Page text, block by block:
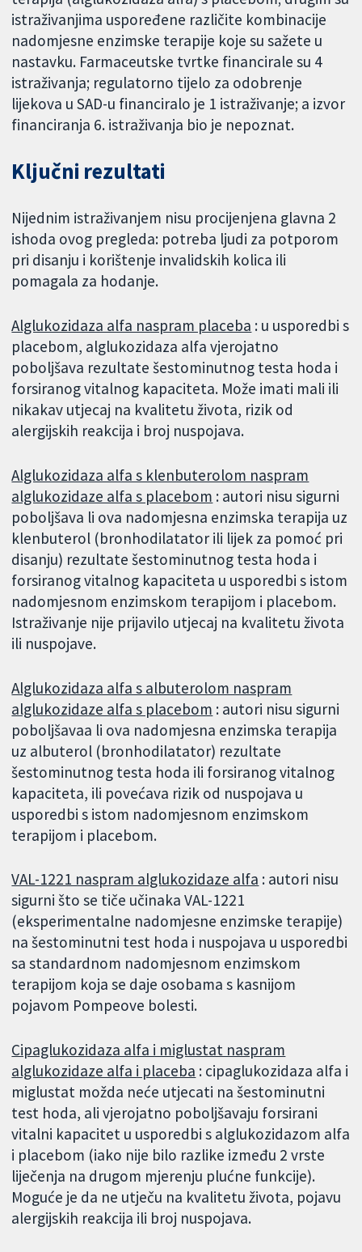
istraživanjima uspoređene različite kombinacije
nadomjesne enzimske terapije koje su sažete u
nastavku. Farmaceutske tvrtke financirale su 4
istraživanja; regulatorno tijelo za odobrenje
lijekova u SAD-u financiralo je 1 istraživanje; a izvor
financiranja 6. istraživanja bio je nepoznat.
Ključni rezultati
Nijednim istraživanjem nisu procijenjena glavna 2
ishoda ovog pregleda: potreba ljudi za potporom
pri disanju i korištenje invalidskih kolica ili
pomagala za hodanje.
Alglukozidaza alfa naspram placeba : u usporedbi s
placebom, alglukozidaza alfa vjerojatno
poboljšava rezultate šestominutnog testa hoda i
forsiranog vitalnog kapaciteta. Može imati mali ili
nikakav utjecaj na kvalitetu života, rizik od
alergijskih reakcija i broj nuspojava.
Alglukozidaza alfa s klenbuterolom naspram
alglukozidaze alfa s placebom : autori nisu sigurni
poboljšava li ova nadomjesna enzimska terapija uz
klenbuterol (bronhodilatator ili lijek za pomoć pri
disanju) rezultate šestominutnog testa hoda i
forsiranog vitalnog kapaciteta u usporedbi s istom
nadomjesnom enzimskom terapijom i placebom.
Istraživanje nije prijavilo utjecaj na kvalitetu života
ili nuspojave.
Alglukozidaza alfa s albuterolom naspram
alglukozidaze alfa s placebom : autori nisu sigurni
poboljšavaa li ova nadomjesna enzimska terapija
uz albuterol (bronhodilatator) rezultate
šestominutnog testa hoda ili forsiranog vitalnog
kapaciteta, ili povećava rizik od nuspojava u
usporedbi s istom nadomjesnom enzimskom
terapijom i placebom.
VAL-1221 naspram alglukozidaze alfa : autori nisu
sigurni što se tiče učinaka VAL-1221
(eksperimentalne nadomjesne enzimske terapije)
na šestominutni test hoda i nuspojava u usporedbi
sa standardnom nadomjesnom enzimskom
terapijom koja se daje osobama s kasnijom
pojavom Pompeove bolesti.
Cipaglukozidaza alfa i miglustat naspram
alglukozidaze alfa i placeba : cipaglukozidaza alfa i
miglustat možda neće utjecati na šestominutni
test hoda, ali vjerojatno poboljšavaju forsirani
vitalni kapacitet u usporedbi s alglukozidazom alfa
i placebom (iako nije bilo razlike između 2 vrste
liječenja na drugom mjerenju plućne funkcije).
Moguće je da ne utječu na kvalitetu života, pojavu
alergijskih reakcija ili broj nuspojava.